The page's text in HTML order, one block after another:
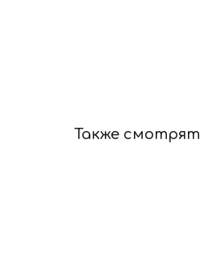
Также смотрят